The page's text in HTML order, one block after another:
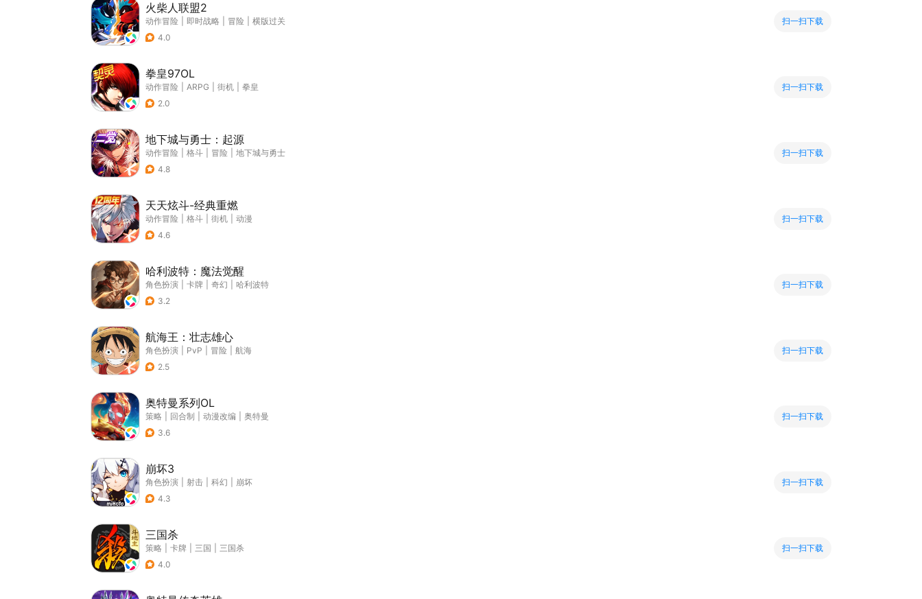
火柴人联盟2
动作冒险 即时战略 冒险
横版过关
4.0
扫一扫下载
拳皇97OL
动作冒险 ARPG 街机
拳皇
2.0
扫一扫下载
地下城与勇士：起源
动作冒险 格斗 冒险
地下城与勇士
4.8
扫一扫下载
天天炫斗-经典重燃
动作冒险 格斗 街机
动漫
4.6
扫一扫下载
哈利波特：魔法觉醒
角色扮演 卡牌 奇幻
哈利波特
3.2
扫一扫下载
航海王：壮志雄心
角色扮演 PvP 冒险
航海
2.5
扫一扫下载
奥特曼系列OL
策略 回合制 动漫改编
奥特曼
3.6
扫一扫下载
崩坏3
角色扮演 射击 科幻
崩坏
4.3
扫一扫下载
三国杀
策略 卡牌 三国
三国杀
4.0
扫一扫下载